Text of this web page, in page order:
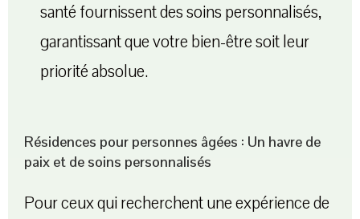
santé fournissent des soins personnalisés,
garantissant que votre bien-être soit leur
priorité absolue.
Résidences pour personnes âgées : Un havre de
paix et de soins personnalisés
Pour ceux qui recherchent une expérience de